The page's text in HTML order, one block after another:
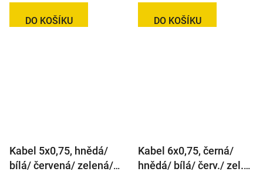
DO KOŠÍKU DO KOŠÍKU
Kabel 5x0,75, hnědá/
bílá/ červená/ zelená/
Kabel 6x0,75, černá/
hnědá/ bílá/ červ./ zel./